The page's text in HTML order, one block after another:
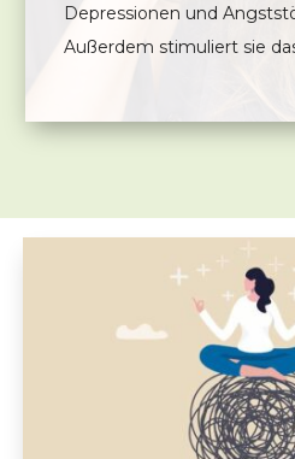
Depressionen und
Außerdem stimuliert sie